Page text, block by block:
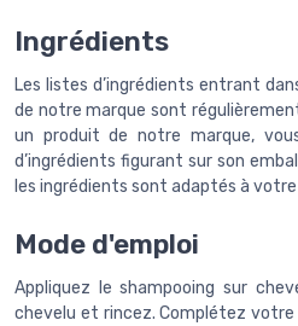
Ingrédients
Les listes d’ingrédients entrant
de notre marque sont
un produit de notre marque,
d’ingrédients figurant sur son
les ingrédients sont adaptés à
Mode d'emploi
Appliquez le shampooing sur
chevelu et rincez. Complétez